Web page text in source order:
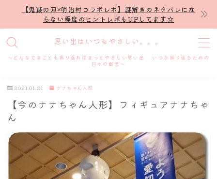
【鬼滅の刃×明治村コラボレポ】謎解きのネタバレにな
らない程度のヒントレポもUPしてます☆
思い出はいつもやさしい。。。
～どんなできごとも振り返ればきっとやさしい思い出 いつか振り返るための
日々の戯言～
MENU
プロフィール
謎解き
ホテル滞在記
舞台・ライブ
2021.01.21 ナナちゃん人形
【今のナナちゃん人形】フィギュアナナちゃ
ん